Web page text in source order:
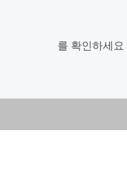
를 확인하세요